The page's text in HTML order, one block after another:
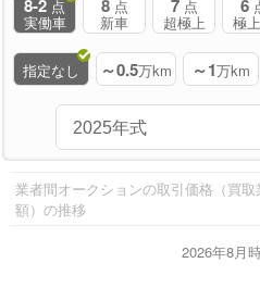
8-2 点
実働車
8 点
新車
7 点
超極上
6
極
指定なし ～0.5万km ～1万km
業者間オークションの取引価格（買
額）の推移
2026年8月